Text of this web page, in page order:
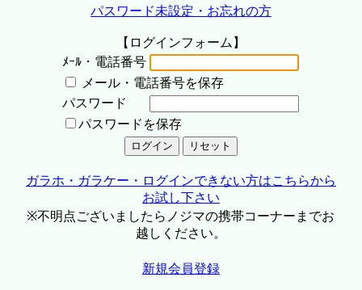
パスワード未設定・お忘れの方
【ログインフォーム】
ﾒｰﾙ・電話番号
メール・電話番号を保存
パスワード
パスワードを保存
ガラホ・ガラケー・ログインできない方はこちらから
お試し下さい
※不明点ございましたらノジマの携帯コーナーまでお
越しください。
新規会員登録